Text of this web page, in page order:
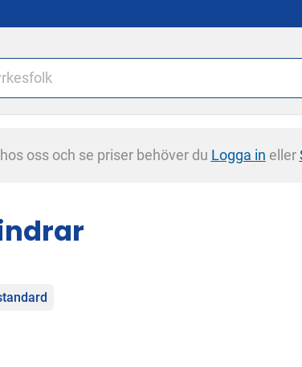
oss och se priser behöver du Logga in eller